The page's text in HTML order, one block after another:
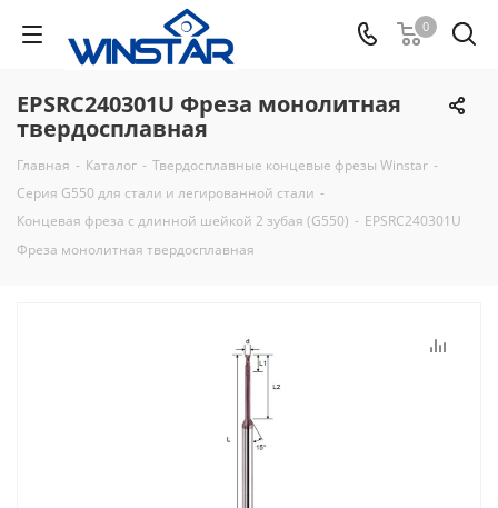
0
EPSRC240301U Фреза монолитная
твердосплавная
Главная - Каталог - Твердосплавные концевые фрезы Winstar -
Серия G550 для стали и легированной стали -
Концевая фреза с длинной шейкой 2 зубая (G550) - EPSRC240301U
Фреза монолитная твердосплавная